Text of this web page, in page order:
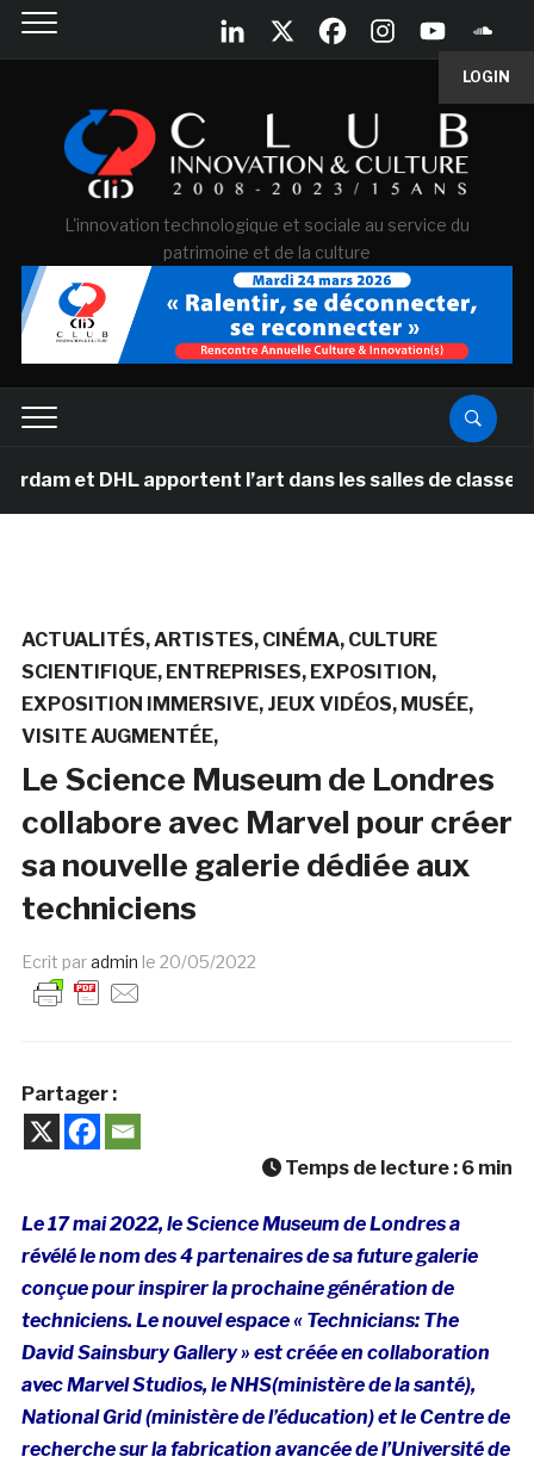
LOGIN
L'innovation technologique et sociale au service du
patrimoine et de la culture
DHL apportent l’art dans les salles de classe des
ACTUALITÉS ARTISTES CINÉMA CULTURE
SCIENTIFIQUE ENTREPRISES EXPOSITION
EXPOSITION IMMERSIVE JEUX VIDÉOS MUSÉE
VISITE AUGMENTÉE
Le Science Museum de Londres
collabore avec Marvel pour créer
sa nouvelle galerie dédiée aux
techniciens
Ecrit paradmin le 20/05/2022
Partager :
Temps de lecture : 6 min
Le 17 mai 2022, le Science Museum de Londres a
révélé le nom des 4 partenaires de sa future galerie
conçue pour inspirer la prochaine génération de
techniciens. Le nouvel espace « Technicians: The
David Sainsbury Gallery » est créée en collaboration
avec Marvel Studios, le NHS(ministère de la santé),
National Grid (ministère de l’éducation) et le Centre de
recherche sur la fabrication avancée de l’Université de